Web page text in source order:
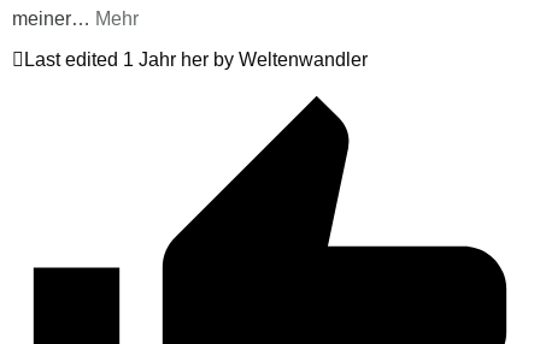
meiner… Mehr
Last edited 1 Jahr her by Weltenwandler